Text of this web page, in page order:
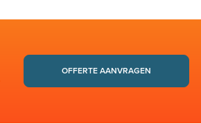
OFFERTE AANVRAGEN